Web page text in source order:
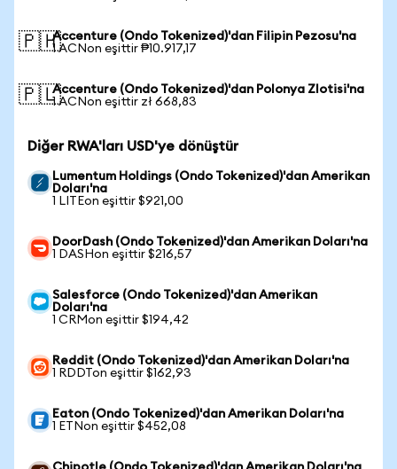
🇵🇭Accenture (Ondo Tokenized)'dan Filipin Pezosu'na
1 ACNon eşittir ₱10.917,17
🇵🇱Accenture (Ondo Tokenized)'dan Polonya Zlotisi'na
1 ACNon eşittir zł 668,83
Diğer RWA'ları USD'ye dönüştür
Lumentum Holdings (Ondo Tokenized)'dan Amerikan
Doları'na
1 LITEon eşittir $921,00
DoorDash (Ondo Tokenized)'dan Amerikan Doları'na
1 DASHon eşittir $216,57
Salesforce (Ondo Tokenized)'dan Amerikan
Doları'na
1 CRMon eşittir $194,42
Reddit (Ondo Tokenized)'dan Amerikan Doları'na
1 RDDTon eşittir $162,93
Eaton (Ondo Tokenized)'dan Amerikan Doları'na
1 ETNon eşittir $452,08